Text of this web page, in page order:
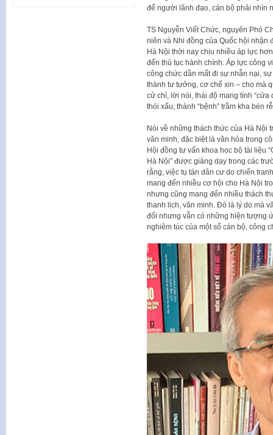
để người lãnh đạo, cán bộ phải nhìn
TS Nguyễn Viết Chức, nguyên Phó
niên và Nhi đồng của Quốc hội nhận
Hà Nội thời nay chịu nhiều áp lực
đến thủ tục hành chính. Áp lực công
công chức dần mất đi sự nhẫn nại,
thành tư tưởng, cơ chế xin – cho mà
cử chỉ, lời nói, thái độ mang tính
thói xấu, thành “bệnh” trầm kha bén
Nói về những thách thức của Hà Nội
văn minh, đặc biệt là văn hóa trong
Hội đồng tư vấn khoa học bộ tài liệu
Hà Nội” được giảng dạy trong các
rằng, việc tụ tán dân cư do chiến
mang đến nhiều cơ hội cho Hà Nội
nhưng cũng mang đến nhiều thách
thanh lịch, văn minh. Đó là lý do mà
đổi nhưng vẫn có những hiện tượng
nghiêm túc của một số cán bộ, công